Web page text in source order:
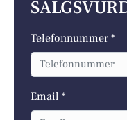
Telefonnummer *
Email *